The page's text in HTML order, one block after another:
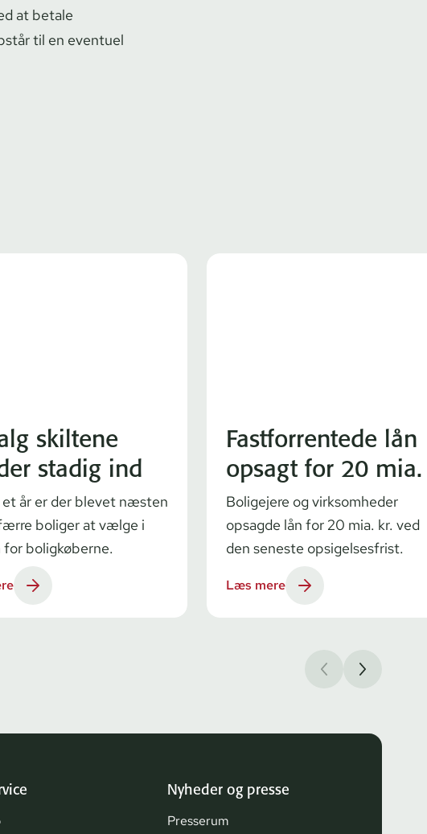
at betale
til en eventuel
skiltene
stadig ind
et år er der blevet næsten
boliger at vælge i
for boligkøberne.
Fastforrentede lån
opsagt for 20 mia.
Boligejere og virksomheder
opsagde lån for 20 mia. kr. ved
den seneste opsigelsesfrist.
Læs mere
Nyheder og presse
Presserum